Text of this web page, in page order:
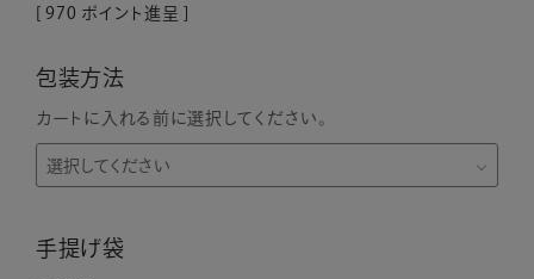
970 ポイント進呈 ]
包装方法
カートに入れる前に選択してください。
手提げ袋